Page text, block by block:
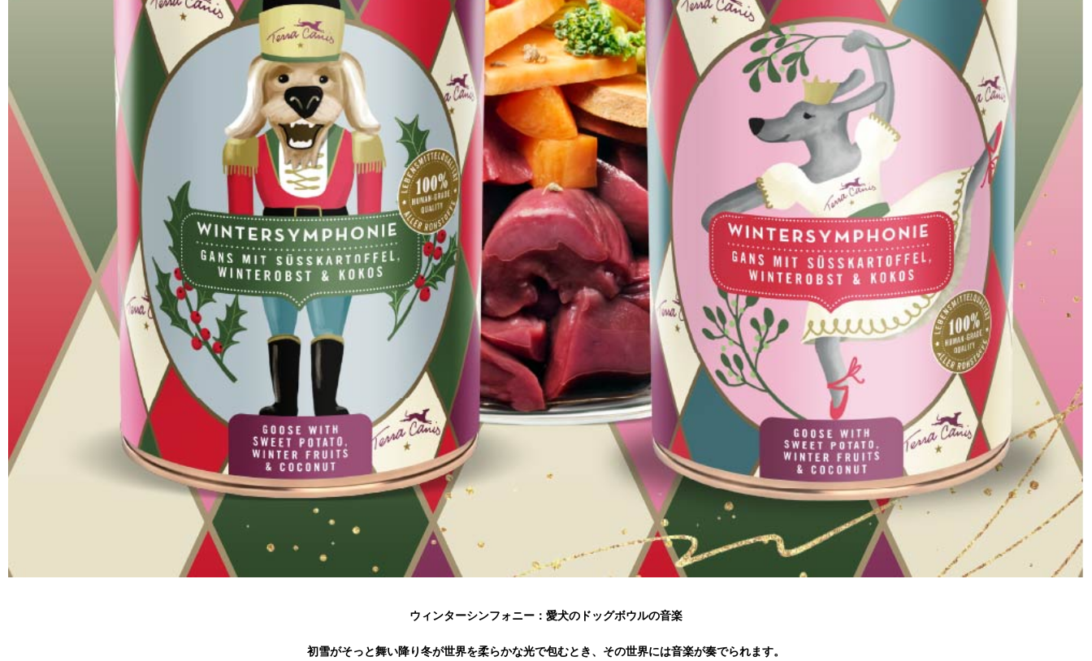
ウィンターシンフォニー：愛犬のドッグボウルの音楽
初雪がそっと舞い降り冬が世界を柔らかな光で包むとき、その世界には音楽が奏でられます。